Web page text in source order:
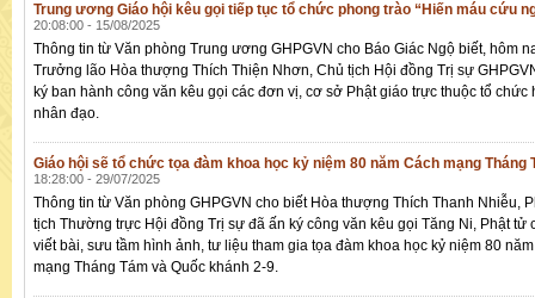
Trung ương Giáo hội kêu gọi tiếp tục tổ chức phong trào “Hiến máu cứu
20:08:00 - 15/08/2025
Thông tin từ Văn phòng Trung ương GHPGVN cho Báo Giác Ngộ biết, hôm
Trưởng lão Hòa thượng Thích Thiện Nhơn, Chủ tịch Hội đồng Trị sự
ký ban hành công văn kêu gọi các đơn vị, cơ sở Phật giáo trực thuộc tổ chức
nhân đạo.
Giáo hội sẽ tổ chức tọa đàm khoa học kỷ niệm 80 năm Cách mạng Tháng
18:28:00 - 29/07/2025
Thông tin từ Văn phòng GHPGVN cho biết Hòa thượng Thích Thanh Nhiễu,
tịch Thường trực Hội đồng Trị sự đã ấn ký công văn kêu gọi Tăng Ni, Phật tử
viết bài, sưu tầm hình ảnh, tư liệu tham gia tọa đàm khoa học kỷ niệm 80
mạng Tháng Tám và Quốc khánh 2-9.